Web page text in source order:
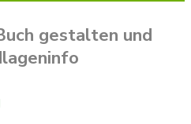
gestalten und